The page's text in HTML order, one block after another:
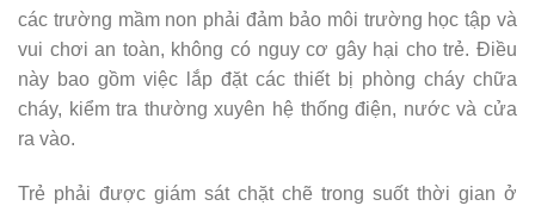
các trường mầm non phải đảm bảo môi trường học tập và
vui chơi an toàn, không có nguy cơ gây hại cho trẻ. Điều
này bao gồm việc lắp đặt các thiết bị phòng cháy chữa
cháy, kiểm tra thường xuyên hệ thống điện, nước và cửa
ra vào.
Trẻ phải được giám sát chặt chẽ trong suốt thời gian ở